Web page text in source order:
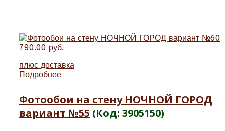
790.00 руб.
плюс доставка
Подробнее
Фотообои на стену НОЧНОЙ ГОРОД
вариант №55 (Код: 3905150)